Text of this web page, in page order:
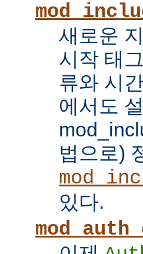
새로운
시작 태
류와 시
에서도
법으로)
있다.